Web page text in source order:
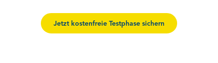
Jetzt kostenfreie Testphase sichern